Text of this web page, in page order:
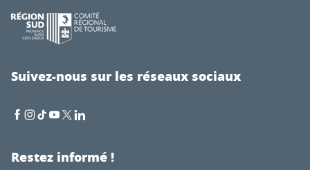
Suivez-nous sur les réseaux sociaux
Restez informé !